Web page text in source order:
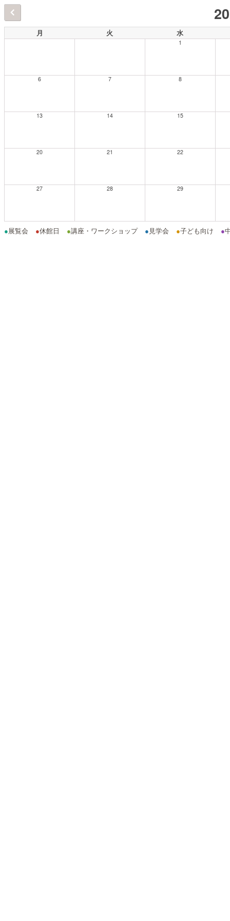
月 火 水
1
6 7 8
13 14 15
20 21 22
27 28 29
●展覧会 ●休館日 ●講座・ワークショップ ● 見学会 ●子ども向け ●